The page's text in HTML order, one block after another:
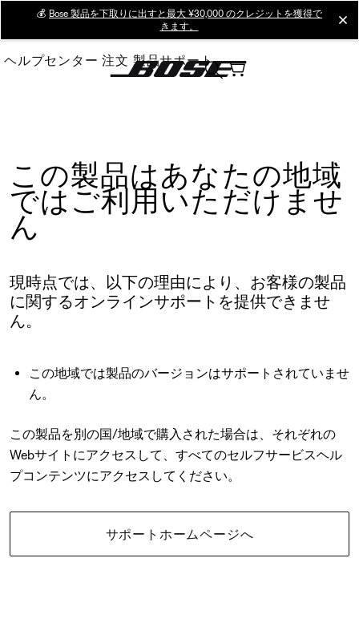
Main
💰 Bose 製品を下取りに出すと最大 ¥30,000 のクレジットを獲得で
きます。
ヘルプセンター 注文 製品サポート
この製品はあなたの地域
ではご利用いただけませ
ん
現時点では、以下の理由により、お客様の製品
に関するオンラインサポートを提供できませ
ん。
この地域では製品のバージョンはサポートされていませ
ん。
この製品を別の国/地域で購入された場合は、それぞれの
Webサイトにアクセスして、すべてのセルフサービスヘル
プコンテンツにアクセスしてください。
サポートホームページへ